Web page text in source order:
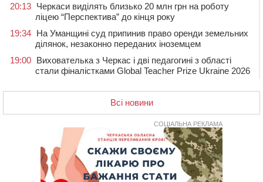
20:13 Черкаси виділять близько 20 млн грн на роботу
ліцею “Перспектива” до кінця року
19:34 На Уманщині суд припинив право оренди земельних
ділянок, незаконно переданих іноземцем
19:00 Вихователька з Черкас і дві педагогині з області
стали фіналістками Global Teacher Prize Ukraine 2026
закрили сезон літнього табору для людей поважного
“Це страшна несправедливість”: мати хворого на
СМА 13-річного хлопця із Драбівщини просить
ОВА виділити кошти на дороговартісні ліки
На Уманщині судитимуть колишню очільницю відділу
освіти через закупівлю електрики за завищеною
Всі новини
СОЦІАЛЬНА РЕКЛАМА